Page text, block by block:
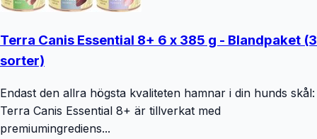
Terra Canis Essential 8+ 6 x 385 g - Blandpaket (3
sorter)
Endast den allra högsta kvaliteten hamnar i din hunds skål:
Terra Canis Essential 8+ är tillverkat med
premiumingrediens...